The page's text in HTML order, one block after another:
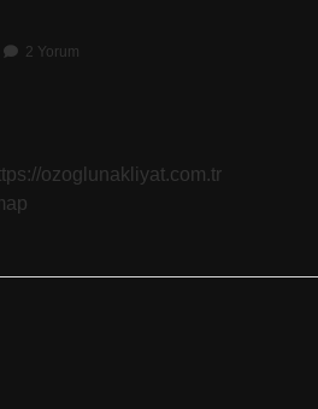
2 Yorum
ozoglunakliyat.com.tr